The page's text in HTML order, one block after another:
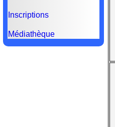
Inscriptions
Médiathèque